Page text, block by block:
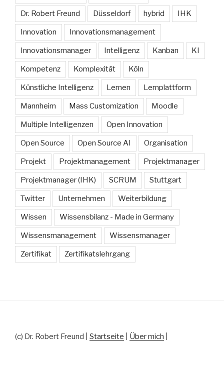
Dr. Robert Freund Düsseldorf hybrid IHK
Innovation Innovationsmanagement
Innovationsmanager Intelligenz Kanban KI
Kompetenz Komplexität Köln
Künstliche Intelligenz Lernen Lernplattform
Mannheim Mass Customization Moodle
Multiple Intelligenzen Open Innovation
Open Source Open Source AI Organisation
Projekt Projektmanagement Projektmanager
Projektmanager (IHK) SCRUM Stuttgart
Twitter Unternehmen Weiterbildung
Wissen Wissensbilanz - Made in Germany
Wissensmanagement Wissensmanager
Zertifikat Zertifikatslehrgang
(c) Dr. Robert Freund | Startseite Über mich